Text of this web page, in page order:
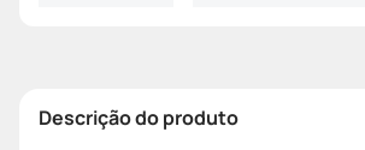
Descrição do produto